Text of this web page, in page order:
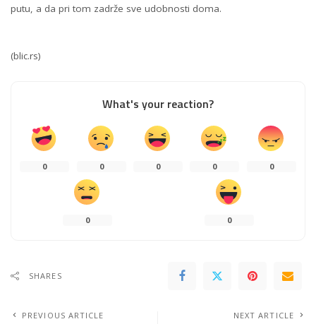
putu, a da pri tom zadrže sve udobnosti doma.
(blic.rs)
What's your reaction?
0 0 0 0 0
0 0
SHARES
PREVIOUS ARTICLE NEXT ARTICLE